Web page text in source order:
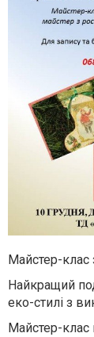
Майстер-клас
Найкращий
еко-стилі з
Майстер-клас